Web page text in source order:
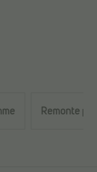
Remonte